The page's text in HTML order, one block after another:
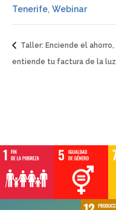
Tenerife Webinar
Taller: Enciende el ahorro,
entiende tu factura de la luz